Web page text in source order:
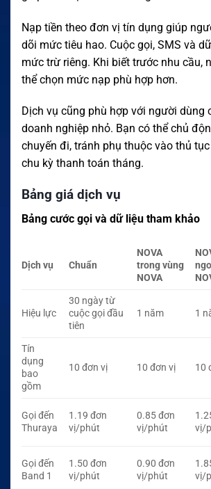
Nạp tiền theo đơn vị tín dụng giúp
dõi mức tiêu hao. Cuộc gọi, SMS và
mức trừ riêng. Khi biết trước nhu cầu,
thể chọn mức nạp phù hợp hơn.
Dịch vụ cũng phù hợp với người dùng
doanh nghiệp nhỏ. Bạn có thể chủ
chuyến đi, tránh phụ thuộc vào thủ
chu kỳ thanh toán tháng.
Bảng giá dịch vụ
Bảng cước gọi và dữ liệu tham khảo
Dịch vụ Chuẩn
NOVA
trong vùng
NOVA
Hiệu lực
30 ngày từ
cuộc gọi đầu
tiên
1 năm 1
Tín
dụng
bao
gồm
10 đơn vị 10 đơn vị 10
Gọi đến
Thuraya
1.19 đơn
vị/phút
0.85 đơn
vị/phút
vị/
Gọi đến
Band 1
1.50 đơn
vị/phút
0.90 đơn
vị/phút
vị/